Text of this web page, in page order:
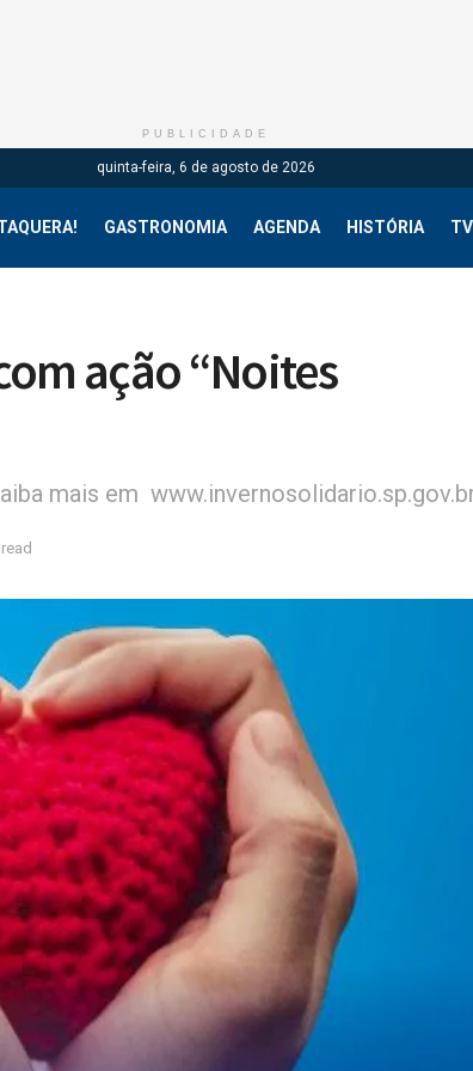
PUBLICIDADE
quinta-feira, 6 de agosto de 2026
GASTRONOMIA AGENDA HISTÓRIA
ação “Noites
mais em